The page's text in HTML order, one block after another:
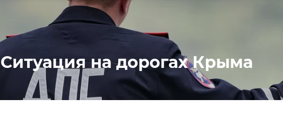
Ситуация на дорогах Крыма